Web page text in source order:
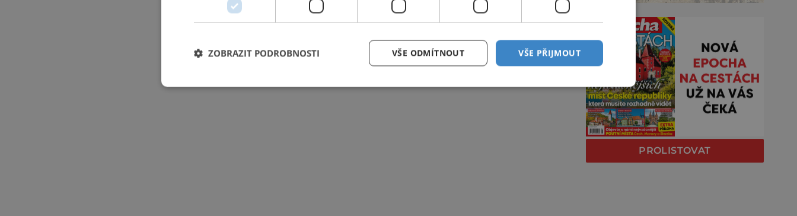
PROLISTOVAT
VŠE PŘIJMOUT
VŠE ODMÍTNOUT
ZOBRAZIT PODROBNOSTI